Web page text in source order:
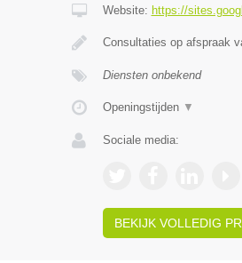
Website: https://
Consultaties op afspraak
Diensten onbekend
Openingstijden ▼
Sociale media:
BEKIJK VOLLEDIG